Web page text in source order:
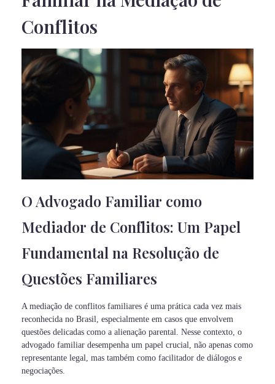
Conflitos
O Advogado Familiar como
Mediador de Conflitos: Um Papel
Fundamental na Resolução de
Questões Familiares
A mediação de conflitos familiares é uma prática cada vez mais
reconhecida no Brasil, especialmente em casos que envolvem
questões delicadas como a alienação parental. Nesse contexto, o
advogado familiar desempenha um papel crucial, não apenas como
representante legal, mas também como facilitador de diálogos e
negociações.